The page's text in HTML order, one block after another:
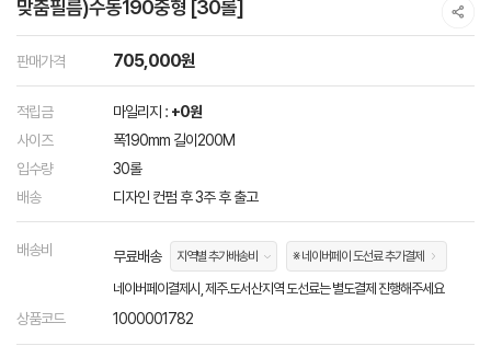
맞춤필름)수동190중형 [30롤]
판매가격 705,000원
적립금 마일리지 : +0원
사이즈
폭190mm 길이200M
입수량
30롤
배송
디자인 컨펌 후 3주 후 출고
배송비 무료배송 지역별 추가배송비 ※ 네이버페이 도선료 추가결제
네이버페이결제시, 제주.도서산지역 도선료는 별도결제 진행해주세요
상품코드 1000001782